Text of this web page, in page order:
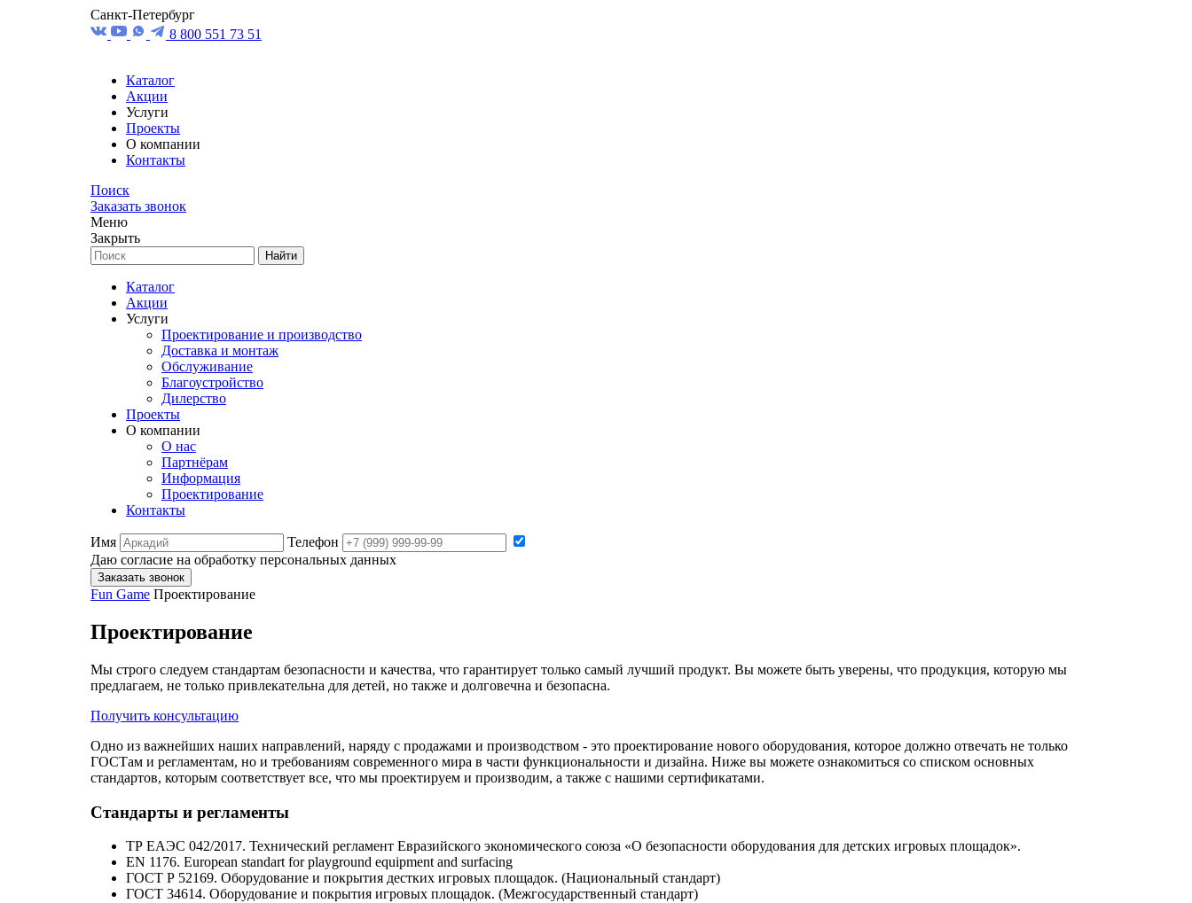
Санкт-Петербург
8 800 551 73 51
Каталог
Акции
Услуги
Проекты
О компании
Контакты
Поиск
Заказать звонок
Меню
Закрыть
Найти
Каталог
Акции
Услуги
Проектирование и производство
Доставка и монтаж
Обслуживание
Благоустройство
Дилерство
Проекты
О компании
О нас
Партнёрам
Информация
Проектирование
Контакты
Имя
Телефон
Даю согласие на обработку персональных данных
Заказать звонок
Fun Game Проектирование
Проектирование
Мы строго следуем стандартам безопасности и качества, что гарантирует только самый лучший продукт. Вы можете быть уверены, что продукция, которую мы
предлагаем, не только привлекательна для детей, но также и долговечна и безопасна.
Получить консультацию
Одно из важнейших наших направлений, наряду с продажами и производством - это проектирование нового оборудования, которое должно отвечать не только
ГОСТам и регламентам, но и требованиям современного мира в части функциональности и дизайна. Ниже вы можете ознакомиться со списком основных
стандартов, которым соответствует все, что мы проектируем и производим, а также с нашими сертификатами.
Стандарты и регламенты
ТР ЕАЭС 042/2017. Технический регламент Евразийского экономического союза «О безопасности оборудования для детских игровых площадок».
EN 1176. European standart for playground equipment and surfacing
ГОСТ Р 52169. Оборудование и покрытия дестких игровых площадок. (Национальный стандарт)
ГОСТ 34614. Оборудование и покрытия игровых площадок. (Межгосударственный стандарт)